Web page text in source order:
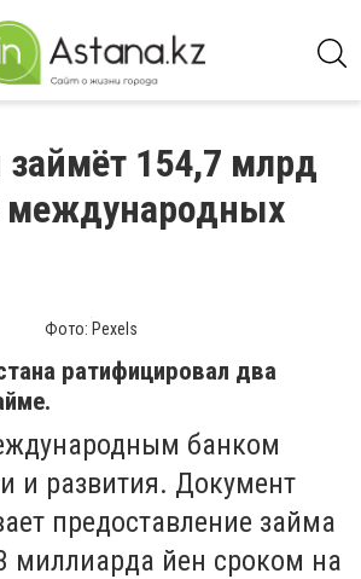
займёт 154,7 млрд
международных
Фото: Pexels
ратифицировал два
банком
и развития. Документ
предоставление займа
миллиарда йен сроком на